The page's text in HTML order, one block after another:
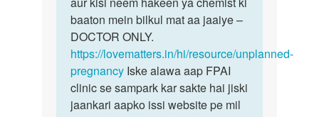
hi
by
aryan
bind
baaton mein bilkul mat aa jaaiye –
DOCTOR ONLY.
https://lovematters.in/hi/resource/unplanned-
pregnancy Iske alawa aap FPAI
clinic se sampark kar sakte hai jiski
jaankari aapko issi website pe mil